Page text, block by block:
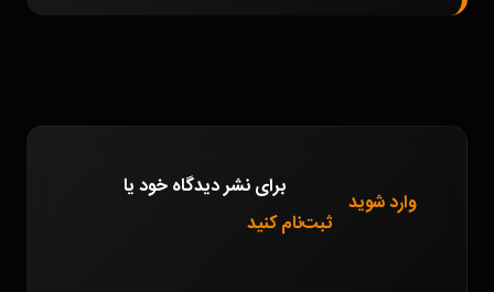
برای نشر دیدگاه خود
وارد شوید
یا
ثبت‌نام کنید